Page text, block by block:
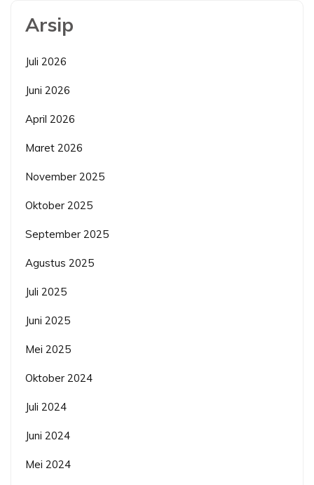
Arsip
Juli 2026
Juni 2026
April 2026
Maret 2026
November 2025
Oktober 2025
September 2025
Agustus 2025
Juli 2025
Juni 2025
Mei 2025
Oktober 2024
Juli 2024
Juni 2024
Mei 2024